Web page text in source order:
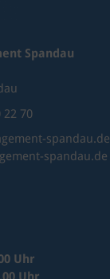
Spandau
22 70
spandau.de
spandau.de
Uhr